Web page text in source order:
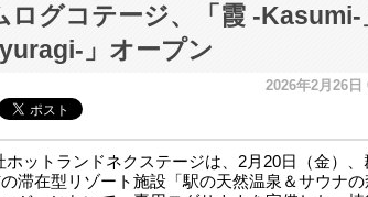
ログコテージ、「霞 -Kasumi-
yuragi-」オープン
2026年2月26
ホットランドネクステージは、2月20日（金）、
滞在型リゾート施設「駅の天然温泉＆サウナの